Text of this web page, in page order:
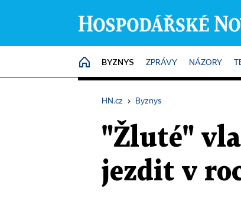
HOME
BYZNYS ZPRÁVY NÁZORY
HN.cz › Byznys
"Žluté"
jezdit v